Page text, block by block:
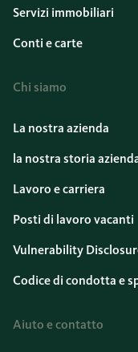
Servizi immobiliari
Conti e carte
Chi siamo
La nostra azienda
la nostra storia
Lavoro e carriera
Posti di lavoro vacanti
Vulnerability
Codice di condotta e
Aiuto e contatto